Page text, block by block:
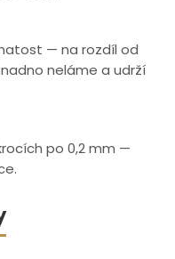
— na rozdíl od
neláme a udrží
po 0,2 mm —